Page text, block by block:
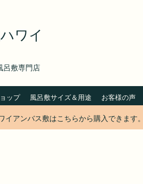
ワイ
呂敷専門店
ップ 風呂敷サイズ＆用途 お客様の声
イアンバス敷はこちらから購入できます。